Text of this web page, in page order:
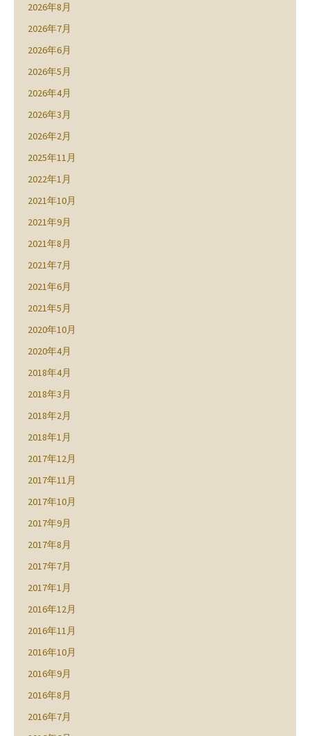
2026年8月
2026年7月
2026年6月
2026年5月
2026年4月
2026年3月
2026年2月
2025年11月
2022年1月
2021年10月
2021年9月
2021年8月
2021年7月
2021年6月
2021年5月
2020年10月
2020年4月
2018年4月
2018年3月
2018年2月
2018年1月
2017年12月
2017年11月
2017年10月
2017年9月
2017年8月
2017年7月
2017年1月
2016年12月
2016年11月
2016年10月
2016年9月
2016年8月
2016年7月